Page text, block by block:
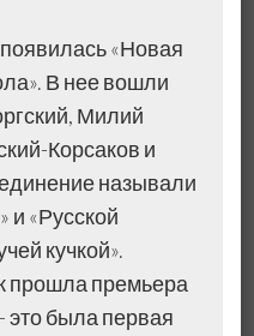
«Новая
В нее вошли
Милий
Корсаков и
называли
и «Русской
кучкой».
прошла премьера
это была первая